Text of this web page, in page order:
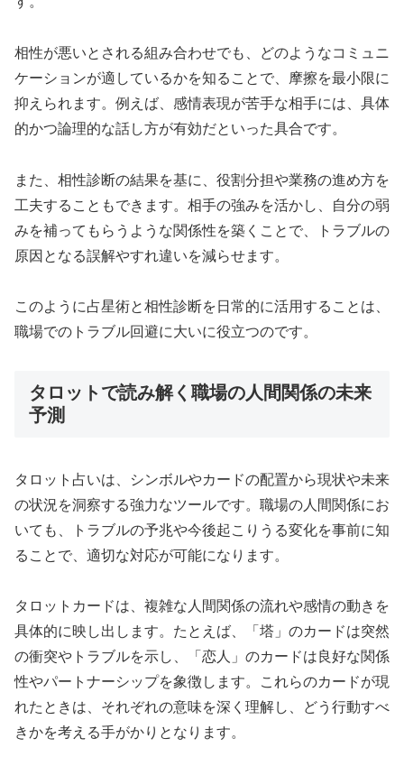
相性が悪いとされる組み合わせでも、どのようなコミュニ
ケーションが適しているかを知ることで、摩擦を最小限に
抑えられます。例えば、感情表現が苦手な相手には、具体
的かつ論理的な話し方が有効だといった具合です。
また、相性診断の結果を基に、役割分担や業務の進め方を
工夫することもできます。相手の強みを活かし、自分の弱
みを補ってもらうような関係性を築くことで、トラブルの
原因となる誤解やすれ違いを減らせます。
このように占星術と相性診断を日常的に活用することは、
職場でのトラブル回避に大いに役立つのです。
タロットで読み解く職場の人間関係の未来
予測
タロット占いは、シンボルやカードの配置から現状や未来
の状況を洞察する強力なツールです。職場の人間関係にお
いても、トラブルの予兆や今後起こりうる変化を事前に知
ることで、適切な対応が可能になります。
タロットカードは、複雑な人間関係の流れや感情の動きを
具体的に映し出します。たとえば、「塔」のカードは突然
の衝突やトラブルを示し、「恋人」のカードは良好な関係
性やパートナーシップを象徴します。これらのカードが現
れたときは、それぞれの意味を深く理解し、どう行動すべ
きかを考える手がかりとなります。